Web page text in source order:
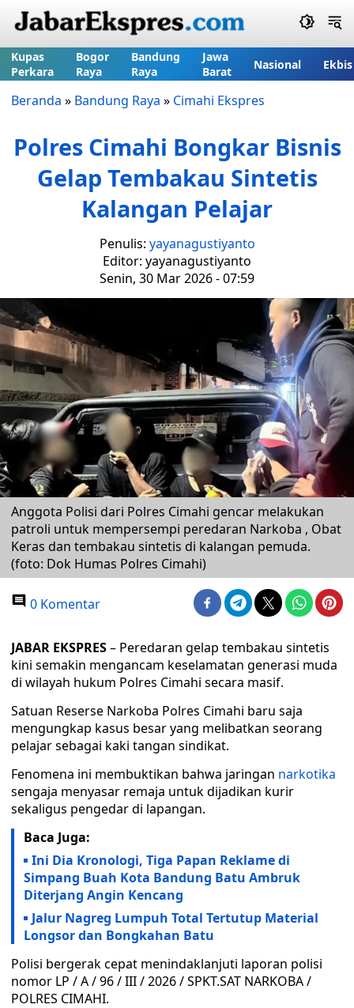
Kupas
Perkara
Bogor
Raya
Bandung
Raya
Jawa
Barat
Nasional Ekbis
Beranda » Bandung Raya » Cimahi Ekspres
Polres Cimahi Bongkar Bisnis
Gelap Tembakau Sintetis
Kalangan Pelajar
Penulis: yayanagustiyanto
Editor: yayanagustiyanto
Senin, 30 Mar 2026 - 07:59
Anggota Polisi dari Polres Cimahi gencar melakukan
patroli untuk mempersempi peredaran Narkoba , Obat
Keras dan tembakau sintetis di kalangan pemuda.
(foto: Dok Humas Polres Cimahi)
0 Komentar
JABAR EKSPRES– Peredaran gelap tembakau sintetis
kini semakin mengancam keselamatan generasi muda
di wilayah hukum Polres Cimahi secara masif.
Satuan Reserse Narkoba Polres Cimahi baru saja
mengungkap kasus besar yang melibatkan seorang
pelajar sebagai kaki tangan sindikat.
Fenomena ini membuktikan bahwa jaringan narkotika
sengaja menyasar remaja untuk dijadikan kurir
sekaligus pengedar di lapangan.
Baca Juga:
Ini Dia Kronologi, Tiga Papan Reklame di
Simpang Buah Kota Bandung Batu Ambruk
Diterjang Angin Kencang
Jalur Nagreg Lumpuh Total Tertutup Material
Longsor dan Bongkahan Batu
Polisi bergerak cepat menindaklanjuti laporan polisi
nomor LP / A / 96 / III / 2026 / SPKT.SAT NARKOBA /
POLRES CIMAHI.